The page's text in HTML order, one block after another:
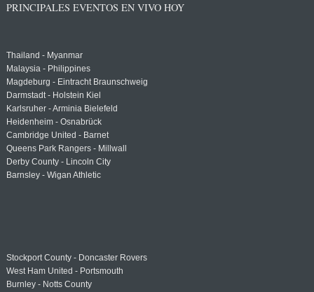
PRINCIPALES EVENTOS EN VIVO HOY
Thailand - Myanmar
Malaysia - Philippines
Magdeburg - Eintracht Braunschweig
Darmstadt - Holstein Kiel
Karlsruher - Arminia Bielefeld
Heidenheim - Osnabrück
Cambridge United - Barnet
Queens Park Rangers - Millwall
Derby County - Lincoln City
Barnsley - Wigan Athletic
Stockport County - Doncaster Rovers
West Ham United - Portsmouth
Burnley - Notts County